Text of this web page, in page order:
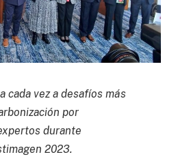
cada vez a desafíos más
por
durante
2023.